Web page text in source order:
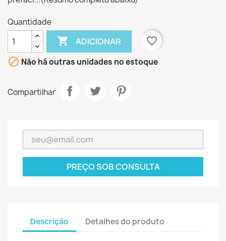
Quantidade
 ADICIONAR
favorite_border
 Não há outras unidades no estoque
Compartilhar
PREÇO SOB CONSULTA
Descrição Detalhes do produto